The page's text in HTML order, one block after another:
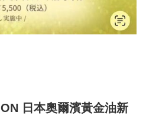
日本奧爾濱黃金油新